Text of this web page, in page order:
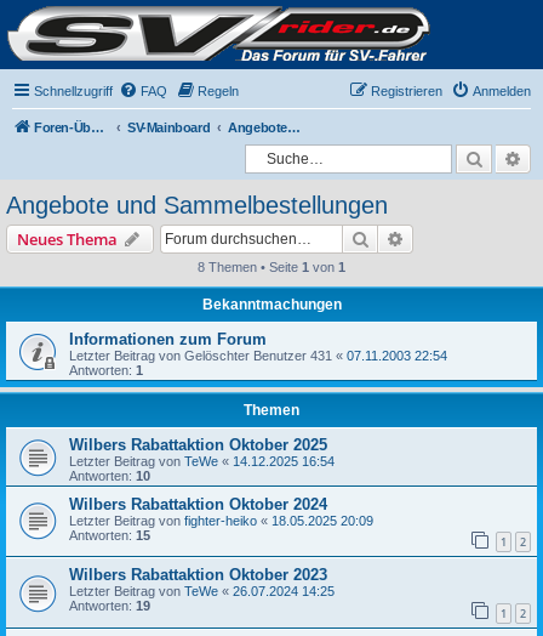
Schnellzugriff FAQ Regeln Anmelden
Registrieren
Foren-Übersicht SV-Mainboard Angebote und Sammelbestellungen
Suche
Angebote und Sammelbestellungen
Neues Thema Suche
8 Themen • Seite 1 von 1
Bekanntmachungen
Informationen zum Forum
Letzter Beitrag von Gelöschter Benutzer 431 « 07.11.2003 22:54
Antworten: 1
Themen
Wilbers Rabattaktion Oktober 2025
Letzter Beitrag von TeWe « 14.12.2025 16:54
Antworten: 10
Wilbers Rabattaktion Oktober 2024
Letzter Beitrag von fighter-heiko « 18.05.2025 20:09
Antworten: 15 1 2
Wilbers Rabattaktion Oktober 2023
Letzter Beitrag von TeWe « 26.07.2024 14:25
Antworten: 19 1 2